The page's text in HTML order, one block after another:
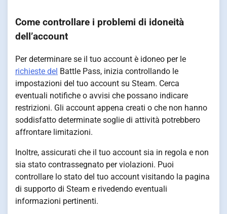
Come controllare i problemi di idoneità
dell’account
Per determinare se il tuo account è idoneo per le
richieste del Battle Pass, inizia controllando le
impostazioni del tuo account su Steam. Cerca
eventuali notifiche o avvisi che possano indicare
restrizioni. Gli account appena creati o che non hanno
soddisfatto determinate soglie di attività potrebbero
affrontare limitazioni.
Inoltre, assicurati che il tuo account sia in regola e non
sia stato contrassegnato per violazioni. Puoi
controllare lo stato del tuo account visitando la pagina
di supporto di Steam e rivedendo eventuali
informazioni pertinenti.